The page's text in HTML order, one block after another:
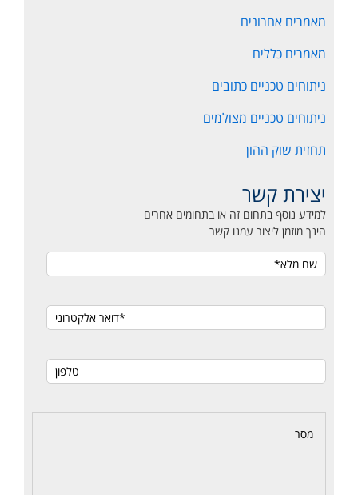
מאמרים אחרונים
מאמרים כללים
ניתוחים טכניים כתובים
ניתוחים טכניים מצולמים
תחזית שוק ההון
יצירת קשר
למידע נוסף בתחום זה או בתחומים אחרים
הינך מוזמן ליצור עמנו קשר